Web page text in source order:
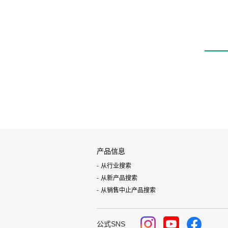
产品信息
从行业搜索
从新产品搜索
从销售中止产品搜索
公式SNS